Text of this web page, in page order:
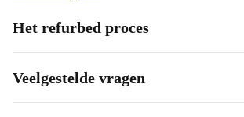
Het refurbed proces
Veelgestelde vragen